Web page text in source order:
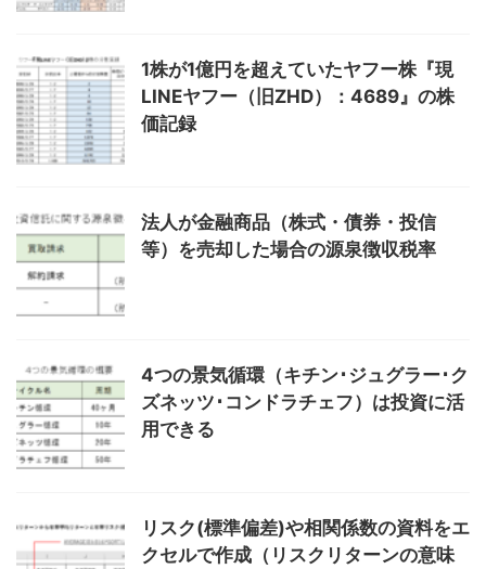
1株が1億円を超えていたヤフー株『現
LINEヤフー（旧ZHD）：4689』の株
価記録
法人が金融商品（株式・債券・投信
等）を売却した場合の源泉徴収税率
4つの景気循環（キチン･ジュグラー･ク
ズネッツ･コンドラチェフ）は投資に活
用できる
リスク(標準偏差)や相関係数の資料をエ
クセルで作成（リスクリターンの意味